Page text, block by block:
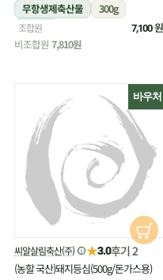
무항생제축산물
300g
냉장
조합원 7,100원
비조합원 7,810원
바우처
씨알살림축산(주) ★3.0후기 2
(농할 국산)돼지등심(500g/돈가스용)